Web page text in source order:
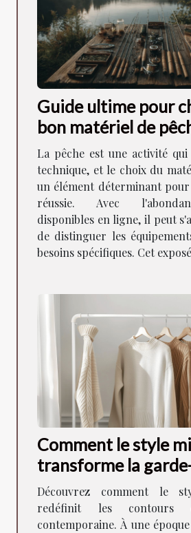
Guide ultime pour
bon matériel de
La pêche est une activité
technique, et le choix du
un élément déterminant
réussie. Avec
disponibles en ligne, il peut
de distinguer les
besoins spécifiques. Cet
Comment le style
transforme la
moderne
Découvrez comment le
redéfinit les contours
contemporaine. À une